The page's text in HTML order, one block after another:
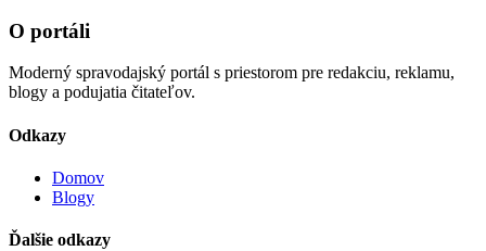
O portáli
Moderný spravodajský portál s priestorom pre redakciu, reklamu,
blogy a podujatia čitateľov.
Odkazy
Domov
Blogy
Ďalšie odkazy